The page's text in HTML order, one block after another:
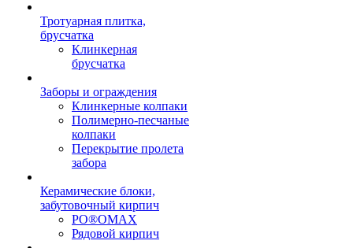
Тротуарная плитка,
брусчатка
Клинкерная
брусчатка
Заборы и ограждения
Клинкерные колпаки
Полимерно-песчаные
колпаки
Перекрытие пролета
забора
Керамические блоки,
забутовочный кирпич
PO®OMAX
Рядовой кирпич